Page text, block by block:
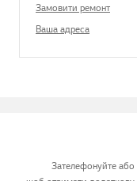
Замовити ремонт
Ваша адреса
Зателефонуйте або